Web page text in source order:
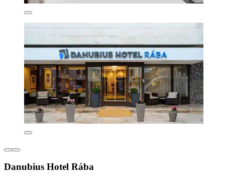
Danubius Hotel Rába